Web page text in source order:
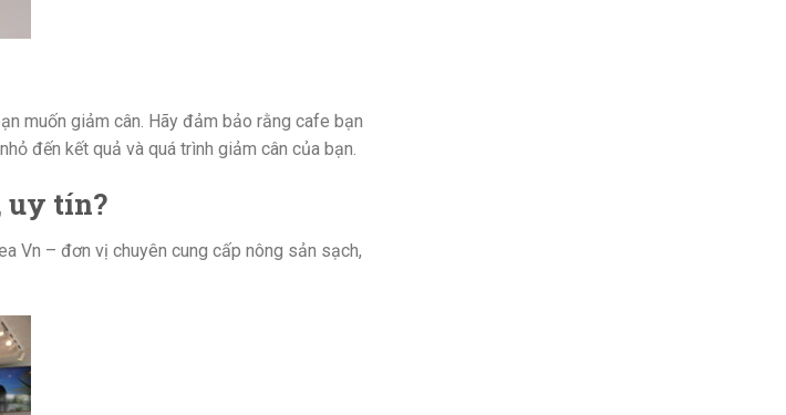
muốn giảm cân. Hãy đảm bảo rằng cafe bạn
đến kết quả và quá trình giảm cân của bạn.
uy tín?
Vn – đơn vị chuyên cung cấp nông sản sạch,